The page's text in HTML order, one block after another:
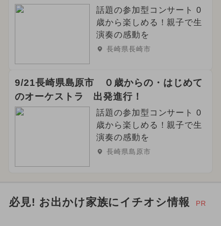
話題の参加型コンサート 0
歳から楽しめる！親子で生
演奏の感動を
長崎県長崎市
9/21長崎県島原市 ０歳からの・はじめて
のオーケストラ 出発進行！
話題の参加型コンサート 0
歳から楽しめる！親子で生
演奏の感動を
長崎県島原市
必見! お出かけ家族にイチオシ情報 PR